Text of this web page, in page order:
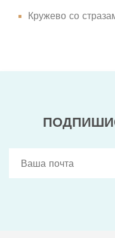
Кружево со